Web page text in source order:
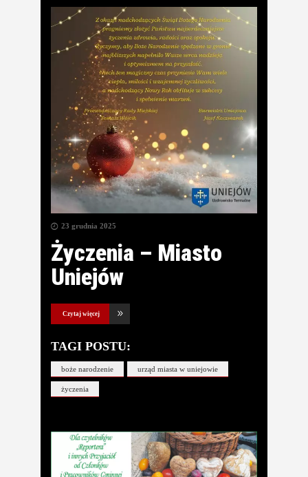
23 grudnia 2025
Życzenia – Miasto
Uniejów
Czytaj więcej
TAGI POSTU:
boże narodzenie urząd miasta w uniejowie
życzenia